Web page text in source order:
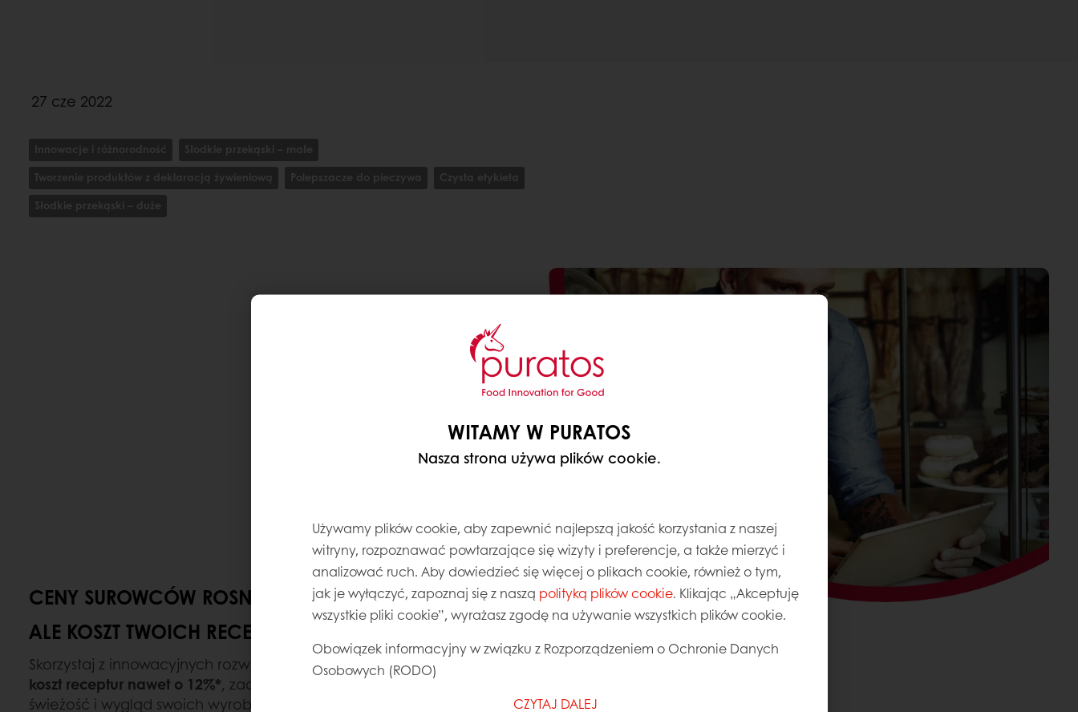
27 cze 2022
Innowacje i różnorodność
Słodkie przekąski – małe
Tworzenie produktów z deklaracją żywieniową
Polepszacze do pieczywa
Czysta etykieta
Słodkie przekąski – duże
CENY SUROWCÓW ROSNĄ,
ALE KOSZT TWOICH RECEPTUR NIE MUSI!
Skorzystaj z innowacyjnych rozwiązań Puratos zczystą etykietą
koszt receptur nawet o 12%*, zachowując przy tym doskonały smak,
świeżość i wygląd swoich wyrobów.
WITAMY W PURATOS
Nasza strona używa plików cookie.
Używamy plików cookie, aby zapewnić najlepszą jakość korzystania z naszej
witryny, rozpoznawać powtarzające się wizyty i preferencje, a także mierzyć i
analizować ruch. Aby dowiedzieć się więcej o plikach cookie, również o tym,
jak je wyłączyć, zapoznaj się z naszą polityką plików cookie. Klikając „Akceptuję
wszystkie pliki cookie”, wyrażasz zgodę na używanie wszystkich plików cookie.
Obowiązek informacyjny w związku z Rozporządzeniem o Ochronie Danych
Osobowych (RODO)
CZYTAJ DALEJ